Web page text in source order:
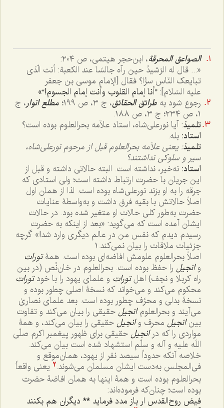
الصواعق المحرقة، ابن‌حجر هیتمی، ص ٢٠٤:
«... قال له الرّشیدُ حین رآه جالسًا عند الکعبة: أنت الّذی
تبایعک النّاس سرًّا؟ فقال [الإمام موسی بن جعفر
علیه السّلام]:”أنا إمام القلوب وأنت إمام الجسوم!“»
رجوع شود به طرائق الحقائق، ج ٣، ص ١٩٩؛ مطلع انوار، ج
١، ص ٢٣٤؛ ج ٣، ص ١٨٨.
تلمیذ: آیا نورعلی‌شاه، استاد علاّمه بحرالعلوم بوده است؟
استاد: بله.
تلمیذ: یعنی علاّمه بحرالعلوم قبل از مرحوم نورعلی‌شاه،
سیر و سلوکی نداشتند؟
استاد: نه‌خیر، نداشته است. البته حالاتی داشته و قبل از
این جریان با حضرت ارتباط داشته است؛ ولی استادی که
جرقه را به او بزند نورعلی‌شاه بوده است. لذا از همان اول
اصلاً حالاتش با بقیه فرق داشت و به‌واسطۀ عنایات
حضرت به‌طور کلی حالات او متغیر شده بود. در حالات
ایشان آمده است که می‌گوید: «بعد از اینکه به حضرت
رسیدم دیدم که نفس من در عالم دیگری وارد شد!» گرچه
جزئیات ملاقات را بیان نمی‌کند.١
اصلاً بحرالعلوم علومش افاضه‌ای بوده است. همۀتورات
وانجیل را حفظ بوده است. بحرالعلوم در خان‌نُص (در بین
راه کربلا و نجف) اهلتورات و علمای یهود را با خودتورات
محکوم می‌کند و می‌خواند که نسخۀ اصلی چطور بوده و
نسخۀ بدلی و محرَّف چطور بوده است. بعد علمای نصاریٰ
می‌آیند و بحرالعلومانجیلحقیقی را بیان می‌کند و تفاوت
بینانجیل محرف وانجیلحقیقی را بیان می‌کند، و همۀ
مواردی را که درانجیلحقیقی برای ظهور پیغمبر اکرم صلّی
اللَه علیه و آله و سلّم استشهاد شده است بیان می‌کند.
خلاصه آنکه حدوداً سیصد نفر از یهود، همان‌موقع و
فی‌المجلس به‌دست ایشان مسلمان می‌شوند.٢ یعنی واقعاً
بحرالعلوم بوده است و همۀ اینها به همان افاضۀ حضرت
بوده است؛ چنان‌که فرموده‌اند:
فیض روح‌القدس ار باز مدد فرماید ** دیگران هم بکنند